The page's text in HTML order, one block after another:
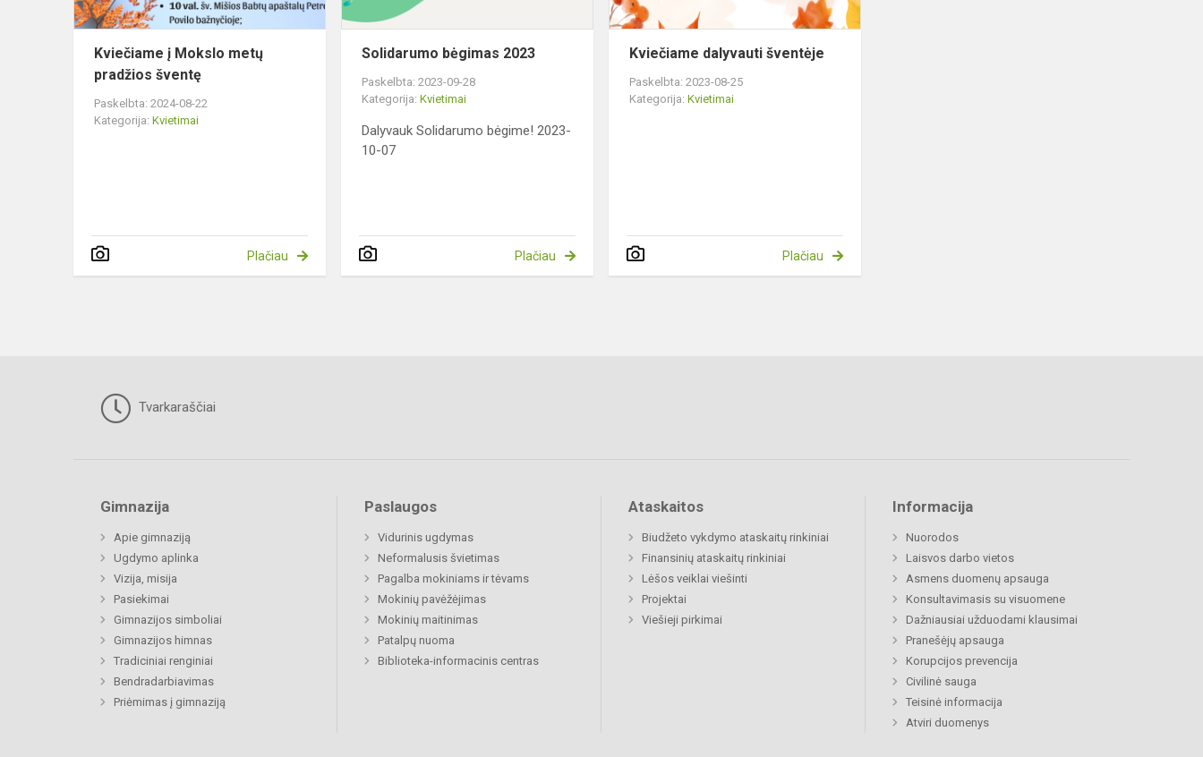
Kviečiame į Mokslo metų
pradžios šventę
Paskelbta: 2024-08-22
Kategorija: Kvietimai
Plačiau
Solidarumo bėgimas 2023
Paskelbta: 2023-09-28
Kategorija:Kvietimai
Dalyvauk Solidarumo bėgime! 2023-
10-07
Plačiau
Kviečiame dalyvauti šventėje
Paskelbta: 2023-08-25
Kategorija:Kvietimai
Plačiau
Tvarkaraščiai
Gimnazija
Apie gimnaziją
Ugdymo aplinka
Vizija, misija
Pasiekimai
Gimnazijos simboliai
Gimnazijos himnas
Tradiciniai renginiai
Bendradarbiavimas
Priėmimas į gimnaziją
Paslaugos
Vidurinis ugdymas
Neformalusis švietimas
Pagalba mokiniams ir tėvams
Mokinių pavėžėjimas
Mokinių maitinimas
Patalpų nuoma
Biblioteka-informacinis centras
Ataskaitos
Biudžeto vykdymo ataskaitų rinkiniai
Finansinių ataskaitų rinkiniai
Lėšos veiklai viešinti
Projektai
Viešieji pirkimai
Informacija
Nuorodos
Laisvos darbo vietos
Asmens duomenų apsauga
Konsultavimasis su visuomene
Dažniausiai užduodami klausimai
Pranešėjų apsauga
Korupcijos prevencija
Civilinė sauga
Teisinė informacija
Atviri duomenys